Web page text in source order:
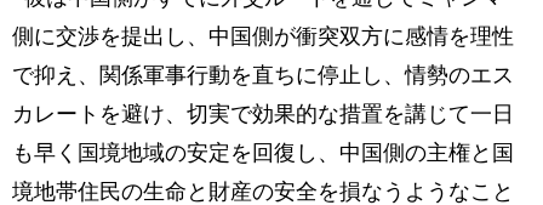
側に交渉を提出し、中国側が衝突双方に感情を理性
で抑え、関係軍事行動を直ちに停止し、情勢のエス
カレートを避け、切実で効果的な措置を講じて一日
も早く国境地域の安定を回復し、中国側の主権と国
境地帯住民の生命と財産の安全を損なうようなこと